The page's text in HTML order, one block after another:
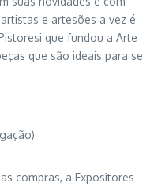
e artesões a vez é
que fundou a Arte
que são ideais para se
compras, a Expositores